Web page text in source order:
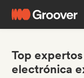
Top
electrónica